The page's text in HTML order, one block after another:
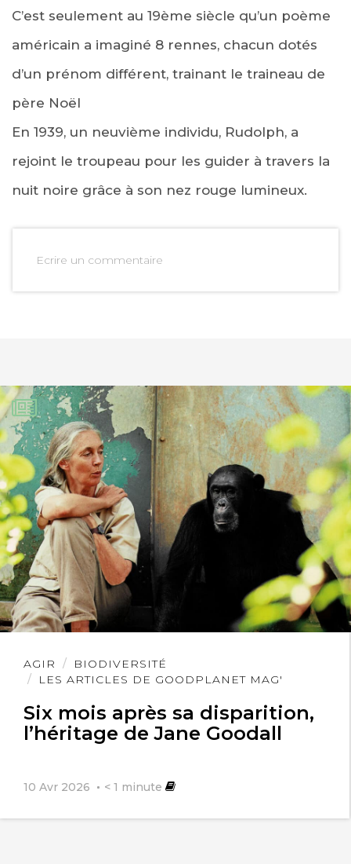
C’est seulement au 19ème siècle qu’un poème
américain a imaginé 8 rennes, chacun dotés
d’un prénom différent, trainant le traineau de
père Noël
En 1939, un neuvième individu, Rudolph, a
rejoint le troupeau pour les guider à travers la
nuit noire grâce à son nez rouge lumineux.
Ecrire un commentaire
AGIR
BIODIVERSITÉ
LES ARTICLES DE GOODPLANET MAG'
Six mois après sa disparition,
l’héritage de Jane Goodall
10 Avr 2026 < 1 minute
Lire
l'article